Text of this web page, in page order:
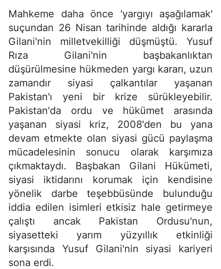
Mahkeme daha önce 'yargıyı aşağılamak'
suçundan 26 Nisan tarihinde aldığı kararla
Gilani'nin milletvekilliği düşmüştü. Yusuf
Rıza Gilani'nin başbakanlıktan
düşürülmesine hükmeden yargı kararı, uzun
zamandır siyasi çalkantılar yaşanan
Pakistan'ı yeni bir krize sürükleyebilir.
Pakistan'da ordu ve hükümet arasında
yaşanan siyasi kriz, 2008'den bu yana
devam etmekte olan siyasi gücü paylaşma
mücadelesinin sonucu olarak karşımıza
çıkmaktaydı. Başbakan Gilani Hükümeti,
siyasi iktidarını korumak için kendisine
yönelik darbe teşebbüsünde bulunduğu
iddia edilen isimleri etkisiz hale getirmeye
çalıştı ancak Pakistan Ordusu'nun,
siyasetteki yarım yüzyıllık etkinliği
karşısında Yusuf Gilani'nin siyasi kariyeri
sona erdi.